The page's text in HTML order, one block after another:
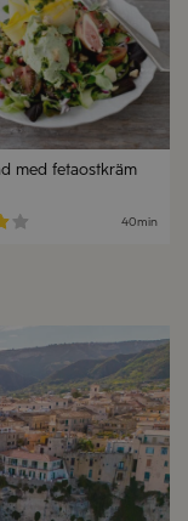
med fetaostkräm
40min